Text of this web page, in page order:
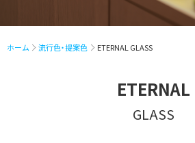
ホーム 流行色・提案色 ETERNAL GLASS
ETERNAL
GLASS